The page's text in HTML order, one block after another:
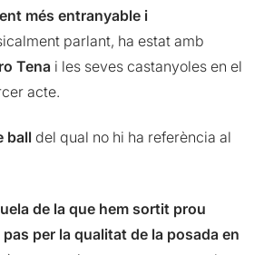
més entranyable i
parlant, ha estat amb
Tena i les seves castanyoles en el
acte.
ball del qual no hi ha referència al
de la que hem sortit prou
per la qualitat de la posada en